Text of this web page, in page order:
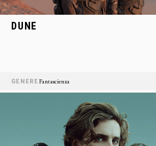
DUNE
GENERE Fantascienza